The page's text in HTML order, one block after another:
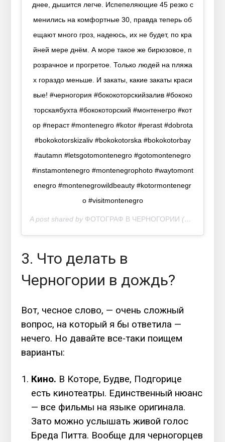
днее, дышится легче. Испепеляющие 45 резко с
менились на комфортные 30, правда теперь об
ещают много гроз, надеюсь, их не будет, по кра
йней мере днём. А море такое же бирюзовое, п
розрачное и прогретое. Только людей на пляжа
х гораздо меньше. И закаты, какие закаты краси
вые! #черногория #бококоторскийзалив #бококо
торскаябухта #бококоторский #монтенегро #кот
ор #пераст #montenegro #kotor #perast #dobrota
#bokokotorskizaliv #bokokotorska #bokokotorbay
#autamn #letsgotomontenegro #gotomontenegro
#instamontenegro #montenegrophoto #waytomont
enegro #montenegrowildbeauty #kotormontenegr
o #visitmontenegro
A post shared by ФОТОГРАФ В ЧЕРНОГОРИИ (@mariiasosnina) on
3. Что делать в
Черногории в дождь?
Вот, чесное слово, — очень сложный
вопрос, на который я бы ответила —
нечего. Но давайте все-таки поищем
варианты:
Кино. В Которе, Будве, Подгорице
есть кинотеатры. Единственный нюанс
— все фильмы на языке оригинала.
Зато можно услышать живой голос
Бреда Питта. Вообще для черногорцев